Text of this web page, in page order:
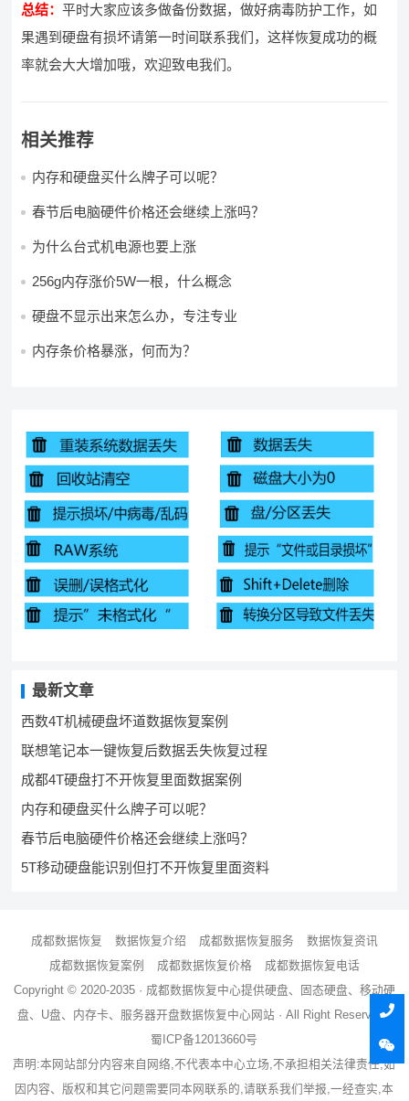
总结：平时大家应该多做备份数据，做好病毒防护工作，如
果遇到硬盘有损坏请第一时间联系我们，这样恢复成功的概
率就会大大增加哦，欢迎致电我们。
相关推荐
内存和硬盘买什么牌子可以呢？
春节后电脑硬件价格还会继续上涨吗？
为什么台式机电源也要上涨
256g内存涨价5W一根，什么概念
硬盘不显示出来怎么办，专注专业
内存条价格暴涨，何而为？
最新文章
西数4T机械硬盘坏道数据恢复案例
联想笔记本一键恢复后数据丢失恢复过程
成都4T硬盘打不开恢复里面数据案例
内存和硬盘买什么牌子可以呢？
春节后电脑硬件价格还会继续上涨吗？
5T移动硬盘能识别但打不开恢复里面资料
成都数据恢复 数据恢复介绍 成都数据恢复服务
数据恢复资讯
成都数据恢复案例
成都数据恢复价格
成都数据恢复电话
Copyright © 2020-2035 · 成都数据恢复中心提供硬盘、固态硬盘、移动硬
盘、U盘、内存卡、服务器开盘数据恢复中心网站 · All Right Reserved ·
蜀ICP备12013660号
声明:本网站部分内容来自网络,不代表本中心立场,不承担相关法律责任,如
因内容、版权和其它问题需要同本网联系的,请联系我们举报,一经查实,本